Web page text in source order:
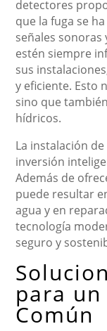
detectores
que la fuga se
señales sonoras
estén siempre
sus
y eficiente. Esto
sino que
hídricos.
La instalación
inversión
Además de
puede resultar
agua y en
tecnología
seguro y
para
Común